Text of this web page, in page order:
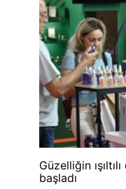
Güzelliğin
başladı